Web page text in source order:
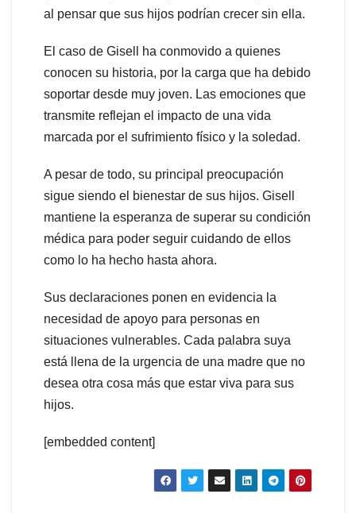
al pensar que sus hijos podrían crecer sin ella.
El caso de Gisell ha conmovido a quienes
conocen su historia, por la carga que ha debido
soportar desde muy joven. Las emociones que
transmite reflejan el impacto de una vida
marcada por el sufrimiento físico y la soledad.
A pesar de todo, su principal preocupación
sigue siendo el bienestar de sus hijos. Gisell
mantiene la esperanza de superar su condición
médica para poder seguir cuidando de ellos
como lo ha hecho hasta ahora.
Sus declaraciones ponen en evidencia la
necesidad de apoyo para personas en
situaciones vulnerables. Cada palabra suya
está llena de la urgencia de una madre que no
desea otra cosa más que estar viva para sus
hijos.
[embedded content]